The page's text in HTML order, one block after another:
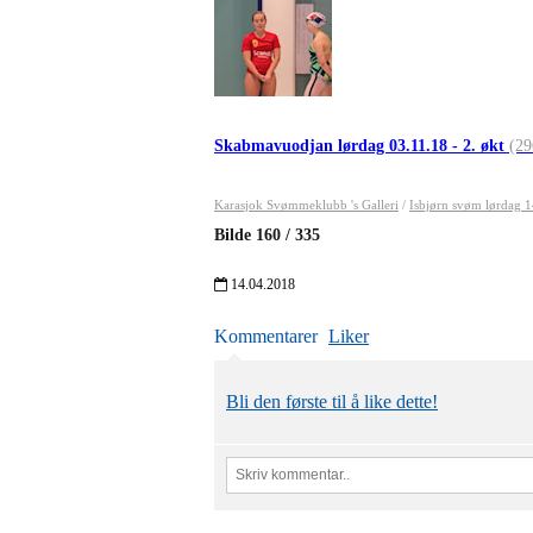
Skabmavuodjan lørdag 03.11.18 - 2. økt
Karasjok Svømmeklubb 's Galleri / Isbjørn svøm lørdag
Bilde 160 / 335
14.04.2018
Kommentarer Liker
Bli den første til å like dette!